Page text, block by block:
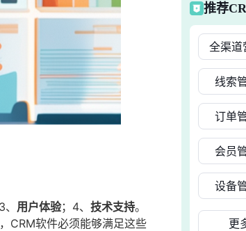
用户体验；4、 技术支持。
CRM软件必须能够满足这些
推荐
全渠道
线索
订单
会员
设备
更